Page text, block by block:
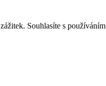
Souhlasíte s